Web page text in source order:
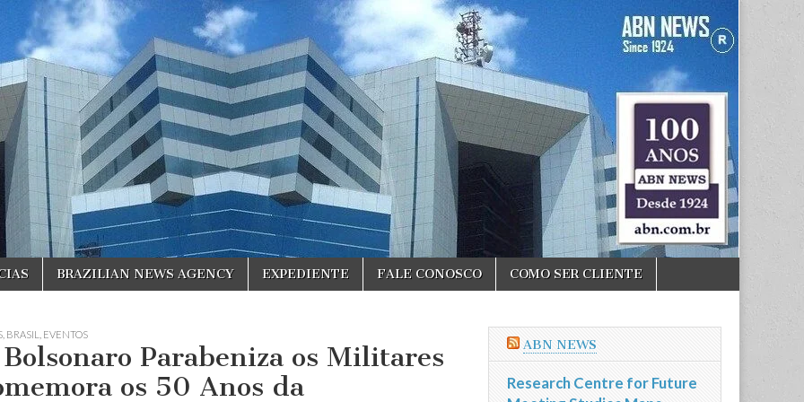
BRAZILIAN NEWS AGENCY EXPEDIENTE FALE CONOSCO COMO SER CLIENTE
BRASIL EVENTOS
Parabeniza os Militares
os 50 Anos da
ABN NEWS
Research Centre for Future